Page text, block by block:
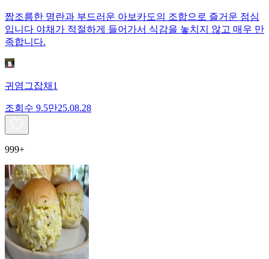
짭조름한 명란과 부드러운 아보카도의 조합으로 즐거운 점심
입니다 야채가 적절하게 들어가서 식감을 놓치지 않고 매우 만
족합니다.
귀염그잡채1
조회수 9.5만25.08.28
999+